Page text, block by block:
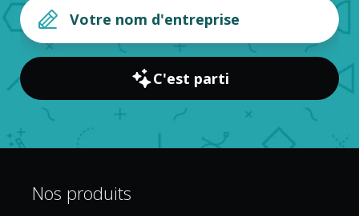
C'est parti
Nos produits